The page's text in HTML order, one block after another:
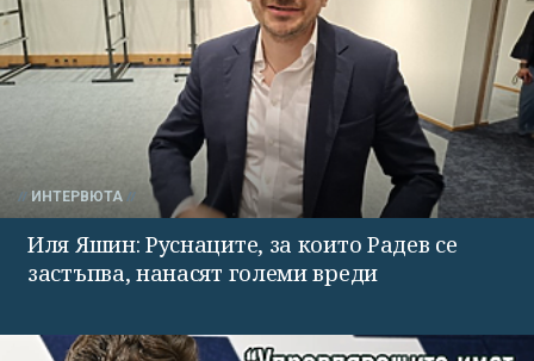
ИНТЕРВЮТА
Иля Яшин: Руснаците, за които Радев се
застъпва, нанасят големи вреди